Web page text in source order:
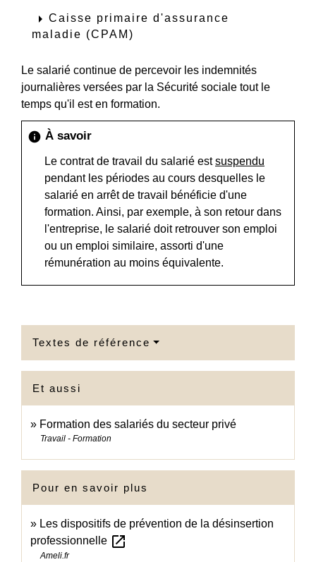
arrow_right Caisse primaire d'assurance
maladie (CPAM)
Le salarié continue de percevoir les indemnités
journalières versées par la Sécurité sociale tout le
temps qu'il est en formation.
info À savoir
Le contrat de travail du salarié estsuspendu
pendant les périodes au cours desquelles le
salarié en arrêt de travail bénéficie d'une
formation. Ainsi, par exemple, à son retour dans
l'entreprise, le salarié doit retrouver son emploi
ou un emploi similaire, assorti d'une
rémunération au moins équivalente.
Textes de référence
Et aussi
Formation des salariés du secteur privé
Travail - Formation
Pour en savoir plus
Les dispositifs de prévention de la désinsertion
professionnelle open_in_new
Ameli.fr